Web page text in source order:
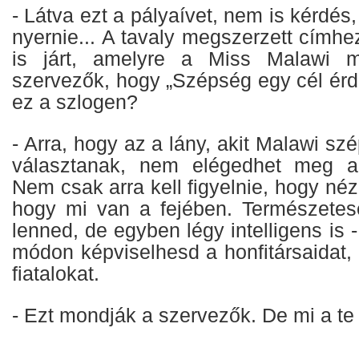
- Látva ezt a pályaívet, nem is
nyernie... A tavaly megszerzett
is járt, amelyre a Miss Malawi
szervezők, hogy „Szépség egy cél
ez a szlogen?
- Arra, hogy az a lány, akit Malawi
választanak, nem elégedhet meg
Nem csak arra kell figyelnie, hogy
hogy mi van a fejében.
lenned, de egyben légy intelligens is
módon képviselhesd a
fiatalokat.
- Ezt mondják a szervezők. De mi a